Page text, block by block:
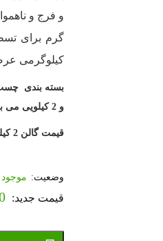
کیلوگرمی
و 2 کیلویی می باشد.
قیمت گالن 2 کیلویی 2.530.200 می باشد.
موجود